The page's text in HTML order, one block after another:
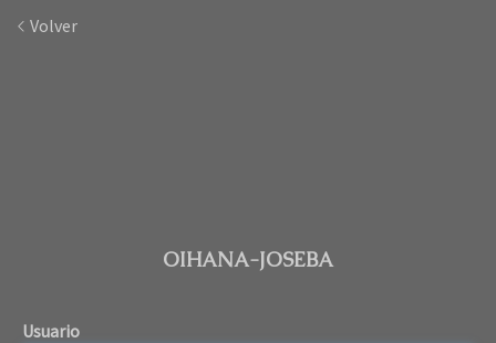
Volver
OIHANA-JOSEBA
Usuario